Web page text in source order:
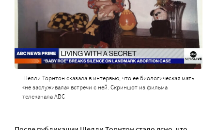
Шелли Торнтон сказала в интервью, что ее биологическая мать
«не заслуживала» встречи с ней. Скриншот из фильма
телеканала ABC